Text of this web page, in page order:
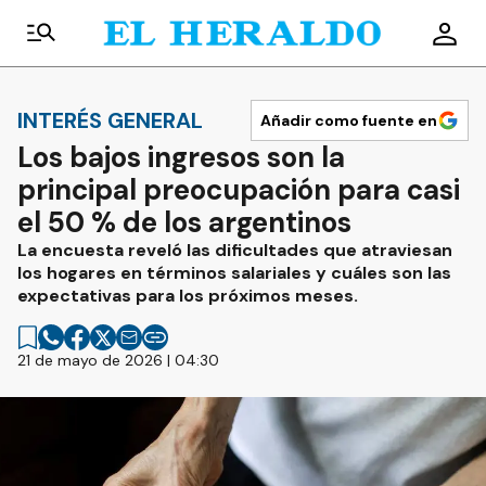
INTERÉS GENERAL Añadir como fuente en
Los bajos ingresos son la
principal preocupación para casi
el 50 % de los argentinos
La encuesta reveló las dificultades que atraviesan
los hogares en términos salariales y cuáles son las
expectativas para los próximos meses.
21 de mayo de 2026 | 04:30